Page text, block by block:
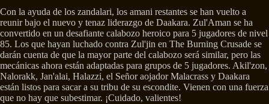
Con la ayuda de los zandalari, los amani restantes se han vuelto a
reunir bajo el nuevo y tenaz liderazgo de Daakara. Zul'Aman se ha
convertido en un desafiante calabozo heroico para 5 jugadores de nivel
85. Los que hayan luchado contra Zul'jin en The Burning Crusade se
darán cuenta de que la mayor parte del calabozo será similar, pero las
mecánicas ahora están adaptadas para grupos de 5 jugadores. Akil'zon,
Nalorakk, Jan'alai, Halazzi, el Señor aojador Malacrass y Daakara
están listos para sacar a su tribu de su escondite. Vienen con una fuerza
que no hay que subestimar. ¡Cuidado, valientes!